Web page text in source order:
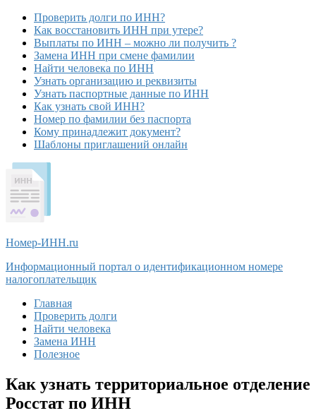
Проверить долги по ИНН?
Как восстановить ИНН при утере?
Выплаты по ИНН – можно ли получить ?
Замена ИНН при смене фамилии
Найти человека по ИНН
Узнать организацию и реквизиты
Узнать паспортные данные по ИНН
Как узнать свой ИНН?
Номер по фамилии без паспорта
Кому принадлежит документ?
Шаблоны приглашений онлайн
Номер-ИНН.ru
Информационный портал о идентификационном номере
налогоплательщик
Главная
Проверить долги
Найти человека
Замена ИНН
Полезное
Как узнать территориальное отделение
Росстат по ИНН